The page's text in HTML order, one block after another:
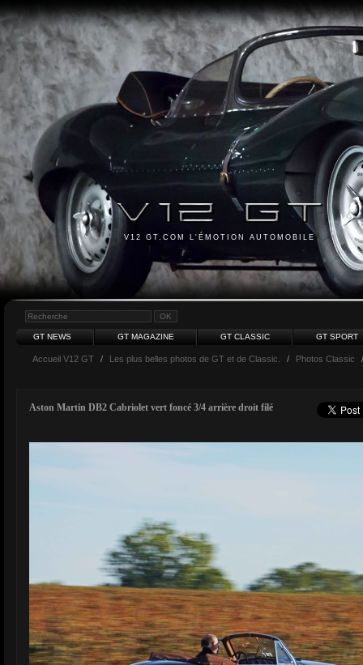
V12 GT.COM L'ÉMOTION AUTOMOBILE
GT NEWS GT MAGAZINE GT CLASSIC GT SPORT
Accueil V12 GT / Les plus belles photos de GT et de Classic. / Photos Classic
Aston Martin DB2 Cabriolet vert foncé 3/4 arrière droit filé